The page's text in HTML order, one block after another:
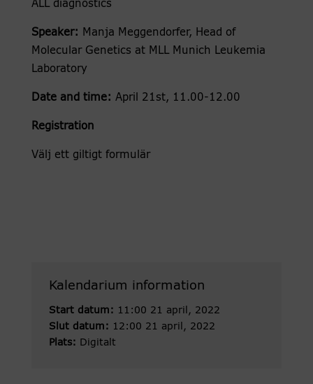
ALL diagnostics
Speaker:
Manja Meggendorfer, Head of
Molecular Genetics at MLL Munich Leukemia
Laboratory
Date and time: April 21st, 11.00-12.00
Registration
Välj ett giltigt formulär
Kalendarium information
Start datum: 11:00 21 april, 2022
Slut datum: 12:00 21 april, 2022
Plats: Digitalt